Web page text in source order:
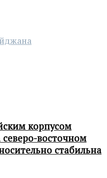
корпусом
восточном
стабильна